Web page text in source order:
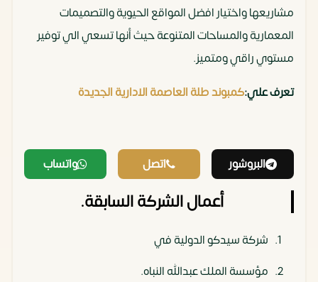
مشاريعها واختيار افضل المواقع الحيوية والتصميمات
المعمارية والمساحات المتنوعة حيث أنها تسعي الي توفير
مستوي راقي ومتميز.
تعرف علي:كمبوند طلة العاصمة الادارية الجديدة
البروشور اتصل واتساب
أعمال الشركة السابقة.
شركة سيدكو الدولية في
مؤسسة الملك عبدالله النباه.